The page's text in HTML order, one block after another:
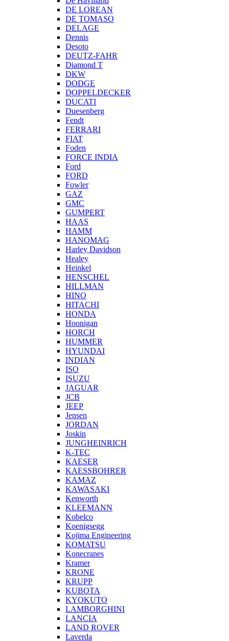
DE LOREAN
DE TOMASO
DELAGE
Dennis
Desoto
DEUTZ-FAHR
Diamond T
DKW
DODGE
DOPPELDECKER
DUCATI
Duesenberg
Fendt
FERRARI
FIAT
Foden
FORCE INDIA
Ford
FORD
Fowler
GAZ
GMC
GUMPERT
HAAS
HAMM
HANOMAG
Harley Davidson
Healey
Heinkel
HENSCHEL
HILLMAN
HINO
HITACHI
HONDA
Hoonigan
HORCH
HUMMER
HYUNDAI
INDIAN
ISO
ISUZU
JAGUAR
JCB
JEEP
Jensen
JORDAN
Joskin
JUNGHEINRICH
K-TEC
KAESER
KAESSBOHRER
KAMAZ
KAWASAKI
Kenworth
KLEEMANN
Kobelco
Koenigsegg
Kojima Engineering
KOMATSU
Konecranes
Kramer
KRONE
KRUPP
KUBOTA
KYOKUTO
LAMBORGHINI
LANCIA
LAND ROVER
Laverda